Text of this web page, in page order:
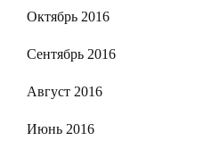
Октябрь 2016
Сентябрь 2016
Август 2016
Июнь 2016